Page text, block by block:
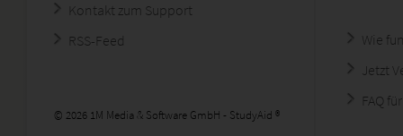
Kontakt zum Support
RSS-Feed
© 2026 1M Media & Software GmbH - StudyAid ®
Wie
Jetzt
FAQ